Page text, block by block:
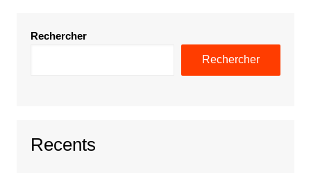
Rechercher
Rechercher
Recents